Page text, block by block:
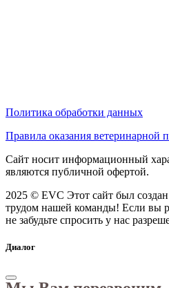
Политика обработки данных
Правила оказания ветеринарной
Сайт носит информационный
являются публичной офертой.
2025 © EVC Этот сайт был
трудом нашей команды! Если вы
не забудьте спросить у нас
Диалог